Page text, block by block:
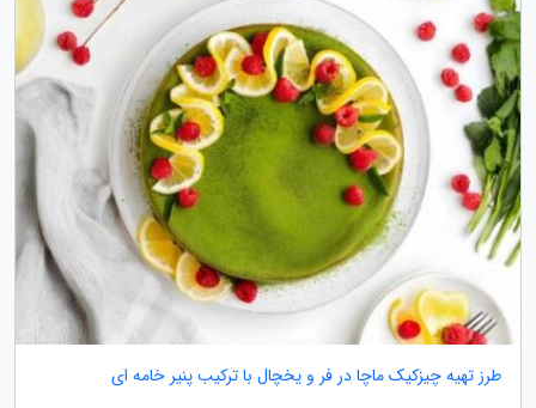
طرز تهیه چیزکیک ماچا در فر و یخچال با ترکیب پنیر خامه ای